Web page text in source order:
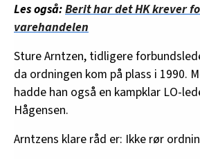
Les også:Berit har det HK krever
varehandelen
Sture Arntzen, tidligere
da ordningen kom på plass i 1990.
hadde han også en kampklar LO-
Hågensen.
Arntzens klare råd er: Ikke rør